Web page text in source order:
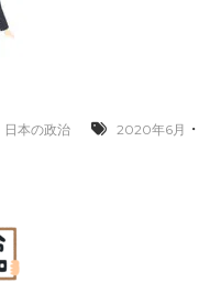
日本の政治 2020年6月 ・